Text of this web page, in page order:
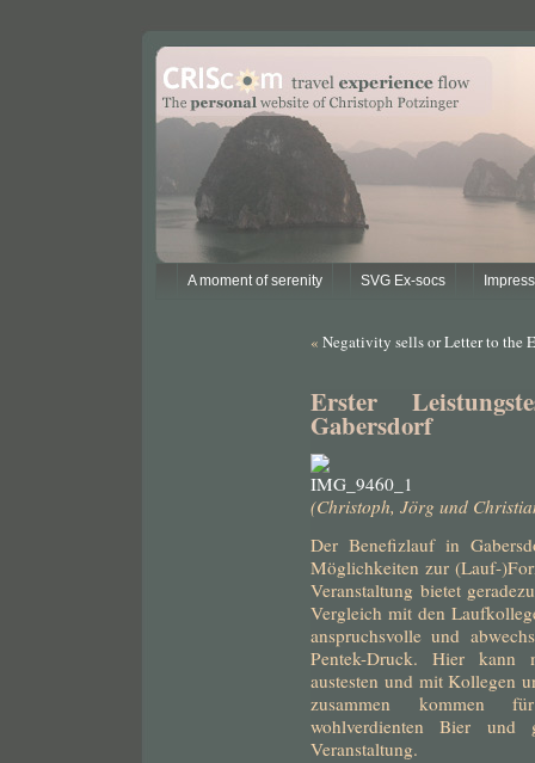
A moment of serenity SVG Ex-socs
« Negativity sells or Letter to the
Erster
Gabersdorf
(Christoph, Jörg und
Der Benefizlauf in
Möglichkeiten zur (Lauf-
Veranstaltung bietet
Vergleich mit den
anspruchsvolle und
Pentek-Druck. Hier kann
austesten und mit Kollegen
zusammen kommen
wohlverdienten Bier und
Veranstaltung.